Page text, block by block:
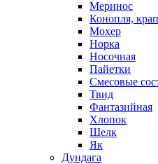
Меринос
Конопля,
Мохер
Норка
Носочная
Пайетки
Смесовые
Твид
Фантазийная
Хлопок
Шелк
Як
Дундага